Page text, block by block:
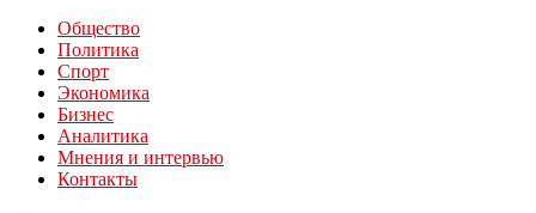
Общество
Политика
Спорт
Экономика
Бизнес
Аналитика
Мнения и интервью
Контакты